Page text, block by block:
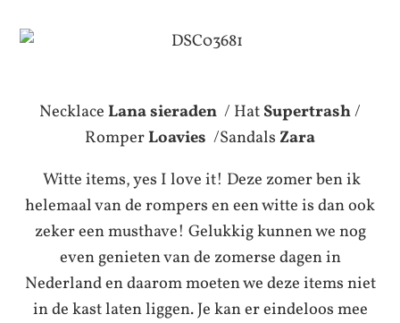
NecklaceLana sieraden / HatSupertrash/
RomperLoavies /SandalsZara
Witte items, yes I love it! Deze zomer ben ik
helemaal van de rompers en een witte is dan ook
zeker een musthave! Gelukkig kunnen we nog
even genieten van de zomerse dagen in
Nederland en daarom moeten we deze items niet
in de kast laten liggen. Je kan er eindeloos mee